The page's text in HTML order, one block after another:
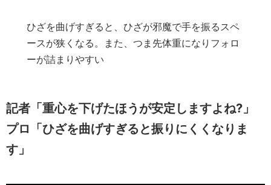
ひざを曲げすぎると、ひざが邪魔で手を振るスペ
ースが狭くなる。また、つま先体重になりフォロ
ーが詰まりやすい
記者「重心を下げたほうが安定しますよね?」
プロ「ひざを曲げすぎると振りにくくなりま
す」